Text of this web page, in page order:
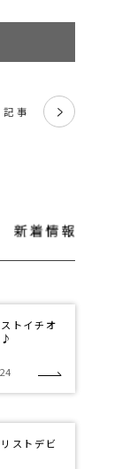
事 く
トイチオ
♪
ストデビ